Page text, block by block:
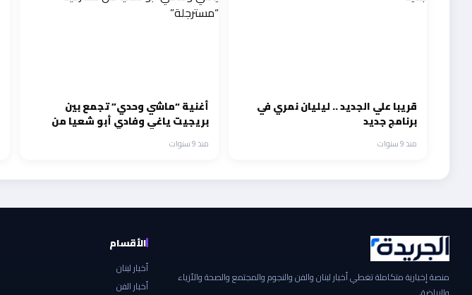
قريبا علي الجديد .. ليليان نمري في
برنامج جديد
منذ 9 سنوات
أغنية “ماشي وحدي” تجمع بين
بريجيت ياغي وفادي أبو شعيا من
منذ 9 سنوات
منصة إخبارية متكاملة تغطي أخبار لبنان والفن والنجوم والمجتمع والصحة والأزياء
الأقسام
أخبار لبنان
أخبار الفن